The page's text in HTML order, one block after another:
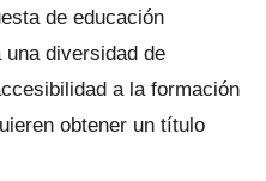
de educación
diversidad de
a la formación
obtener un título